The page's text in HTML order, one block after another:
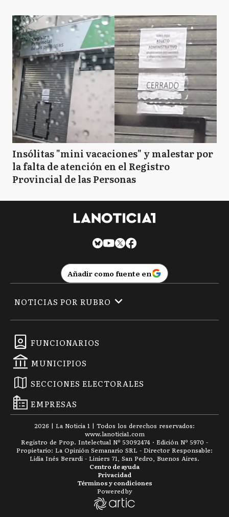
Insólitas "mini vacaciones" y malestar por
la falta de atención en el Registro
Provincial de las Personas
Añadir como fuente en
FUNCIONARIOS
MUNICIPIOS
SECCIONES ELECTORALES
EMPRESAS
NOTICIAS POR RUBRO
2026 | La Noticia 1 | Todos los derechos reservados:
www.lanoticia1.com
Registro de Prop. Intelectual Nº 53092474 · Edición Nº 5970 -
Propietario: La Opinión Semanario SRL - Director Responsable:
Lidia Inés Berardi - Liniers 71, San Pedro, Buenos Aires.
Términos y condiciones
Privacidad
Centro de ayuda
Powered by